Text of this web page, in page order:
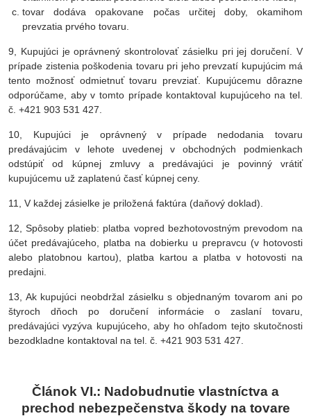
tovar dodáva opakovane počas určitej doby, okamihom
prevzatia prvého tovaru.
9, Kupujúci je oprávnený skontrolovať zásielku pri jej doručení. V
prípade zistenia poškodenia tovaru pri jeho prevzatí kupujúcim má
tento možnosť odmietnuť tovaru prevziať. Kupujúcemu dôrazne
odporúčame, aby v tomto prípade kontaktoval kupujúceho na tel.
č. +421 903 531 427.
10, Kupujúci je oprávnený v prípade nedodania tovaru
predávajúcim v lehote uvedenej v obchodných podmienkach
odstúpiť od kúpnej zmluvy a predávajúci je povinný vrátiť
kupujúcemu už zaplatenú časť kúpnej ceny.
11, V každej zásielke je priložená faktúra (daňový doklad).
12, Spôsoby platieb: platba vopred bezhotovostným prevodom na
účet predávajúceho, platba na dobierku u prepravcu (v hotovosti
alebo platobnou kartou), platba kartou a platba v hotovosti na
predajni.
13, Ak kupujúci neobdržal zásielku s objednaným tovarom ani po
štyroch dňoch po doručení informácie o zaslaní tovaru,
predávajúci vyzýva kupujúceho, aby ho ohľadom tejto skutočnosti
bezodkladne kontaktoval na tel. č. +421 903 531 427.
Článok VI.: Nadobudnutie vlastníctva a
prechod nebezpečenstva škody na tovare